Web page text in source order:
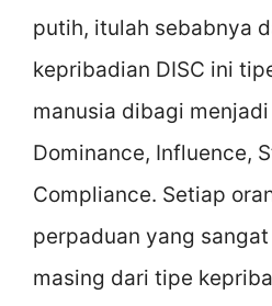
putih, itulah sebabnya
kepribadian DISC ini
manusia dibagi
Dominance, Influence,
Compliance. Setiap
perpaduan yang
masing dari tipe